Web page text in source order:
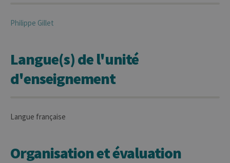
Philippe Gillet
Langue(s) de l'unité
d'enseignement
Langue française
Organisation et évaluation